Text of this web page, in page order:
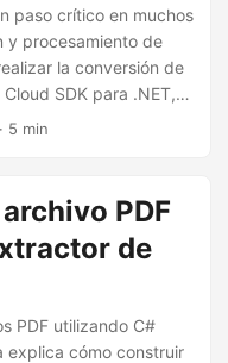
paso crítico en muchos
y procesamiento de
la conversión de
SDK para .NET, lo
fácilmente texto
5 min
PDF
de
PDF utilizando C#
explica cómo construir